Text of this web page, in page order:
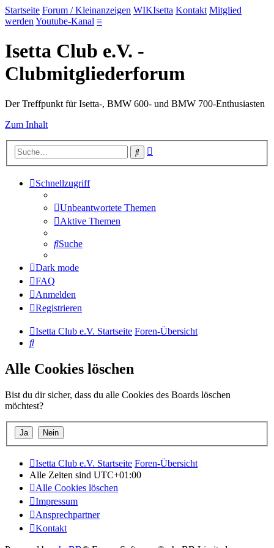
Startseite Forum / Kleinanzeigen WIKIsetta Kontakt Mitglied
werden Youtube-Kanal ≡
Isetta Club e.V. -
Clubmitgliederforum
Der Treffpunkt für Isetta-, BMW 600- und BMW 700-Enthusiasten
Zum Inhalt
Suche
Schnellzugriff
Unbeantwortete Themen
Aktive Themen
Suche
Dark mode
FAQ
Anmelden
Registrieren
Isetta Club e.V. Startseite Foren-Übersicht
Suche
Alle Cookies löschen
Bist du dir sicher, dass du alle Cookies des Boards löschen
möchtest?
Isetta Club e.V. Startseite Foren-Übersicht
Alle Zeiten sind UTC+01:00
Alle Cookies löschen
Impressum
Ansprechpartner
Kontakt